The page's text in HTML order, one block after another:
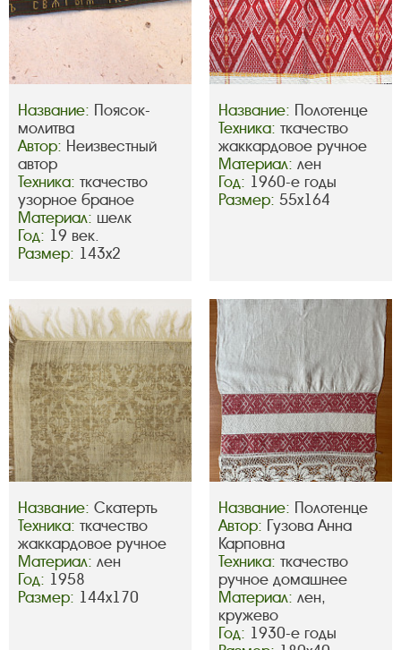
Название: Поясок-
молитва
Автор: Неизвестный
автор
Техника: ткачество
узорное браное
Материал: шелк
Год: 19 век.
Размер: 143х2
Название: Полотенце
Техника: ткачество
жаккардовое ручное
Материал: лен
Год: 1960-е годы
Размер: 55х164
Название: Скатерть
Техника: ткачество
жаккардовое ручное
Материал: лен
Год: 1958
Размер: 144х170
Название: Полотенце
Автор: Гузова Анна
Карповна
Техника: ткачество
ручное домашнее
Материал: лен,
кружево
Год: 1930-е годы